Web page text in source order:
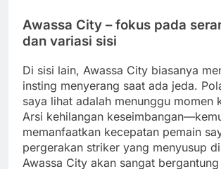
Awassa City – fokus pada
dan variasi sisi
Di sisi lain, Awassa City biasanya
insting menyerang saat ada jeda.
saya lihat adalah menunggu momen
Arsi kehilangan
memanfaatkan kecepatan pemain
pergerakan striker yang menyusup
Awassa City akan sangat